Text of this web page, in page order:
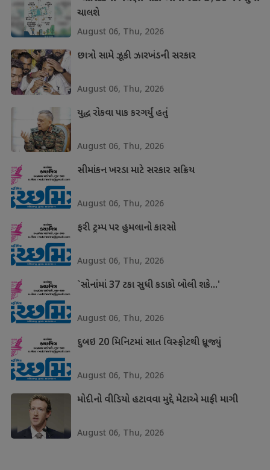
ચાલશે
August 06, Thu, 2026
છાત્રો સામે ઝૂકી ઝારખંડની સરકાર
August 06, Thu, 2026
યુદ્ધ રોકવા પાક કરગર્યું હતું
August 06, Thu, 2026
સીમાંકન ખરડા માટે સરકાર સક્રિય
August 06, Thu, 2026
ફરી ટ્રમ્પ પર હુમલાનો કારસો
August 06, Thu, 2026
`સોનાંમાં 37 ટકા સુધી કડાકો બોલી શકે...'
August 06, Thu, 2026
દુબઇ 20 મિનિટમાં સાત વિસ્ફોટથી ધ્રૂજ્યું
August 06, Thu, 2026
મોદીનો વીડિયો હટાવવા મુદ્દે મેટાએ માફી માગી
August 06, Thu, 2026